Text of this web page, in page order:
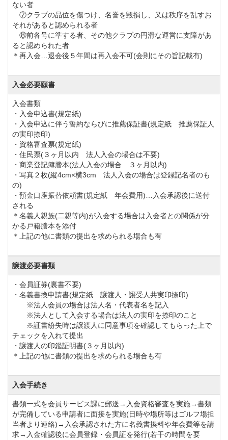
正会員【改定前】44,000円（税込）→【改定後】
51,700円（税込）
平日会員【改定前】22,000円（税込）→【改定後】
25,850円（税込）
年会費を下記のとおり改定します。
①実施：令和8年1月1日より
②年会費
正会員【改定前】51,700円（税込）→【改定後】
55,000円（税込）
平日会員(月～金)【改定前】25,850円（税込）→【改
定後】27,500円（税込）
◆周辺ゴルフ場
「東庄ゴルフ倶楽部
「 習志野カントリークラブ 」「香取カントリークラ
ブ」
◆交通機関
東関東自動車道「大栄IC」から20.0km。または「佐原
香取IC」から9.0km
JR成田線「小見川駅」下車。車またはタクシー利用で
約20分。
東京駅から高速バスをご利用の場合、「犬吠崎 旭ルー
ト」で「栗源」下車。
用の際は事前にお申し出ください。
ない者
⑦クラブの品位を傷つけ、名誉を毀損し、又は秩序を乱すお
それがあると認められる者
⑧前各号に準する者、その他クラブの円滑な運営に支障があ
ると認められた者
＊再入会…退会後５年間は再入会不可(会則にその旨記載有)
入会必要願書
入会書類
・入会申込書(規定紙)
・入会申込に伴う誓約ならびに推薦保証書(規定紙 推薦保証人
の実印捺印)
・資格審査票(規定紙)
・住民票(３ヶ月以内 法人入会の場合は不要)
・商業登記簿謄本(法人入会の場合 ３ヶ月以内)
・写真２枚(縦4cm×横3cm 法人入会の場合は登録記名者のも
の)
・預金口座振替依頼書(規定紙 年会費用)…入会承認後に送付
される
＊名義人親族(二親等内)が入会する場合は入会者との関係が分
かる戸籍謄本を添付
＊上記の他に書類の提出を求められる場合も有
譲渡必要書類
・会員証券(裏書不要)
・名義書換申請書(規定紙 譲渡人・譲受人共実印捺印)
※法人会員の場合は法人名・代表者名を記入
※法人として入会する場合は法人の実印を捺印のこと
※証書紛失時は譲渡人に同意事項を確認してもらった上で
チェックを入れて提出
・譲渡人の印鑑証明書(３ヶ月以内)
＊上記の他に書類の提出を求められる場合も有
入会手続き
書類一式を会員サービス課に郵送→入会資格審査を実施→書類
が完備している申請者に面接を実施(日時や場所等はゴルフ場担
当者より連絡)→入会承認された方に名義書換料や年会費等を請
求→入金確認後に会員登録・会員証を発行(若干の時間を要